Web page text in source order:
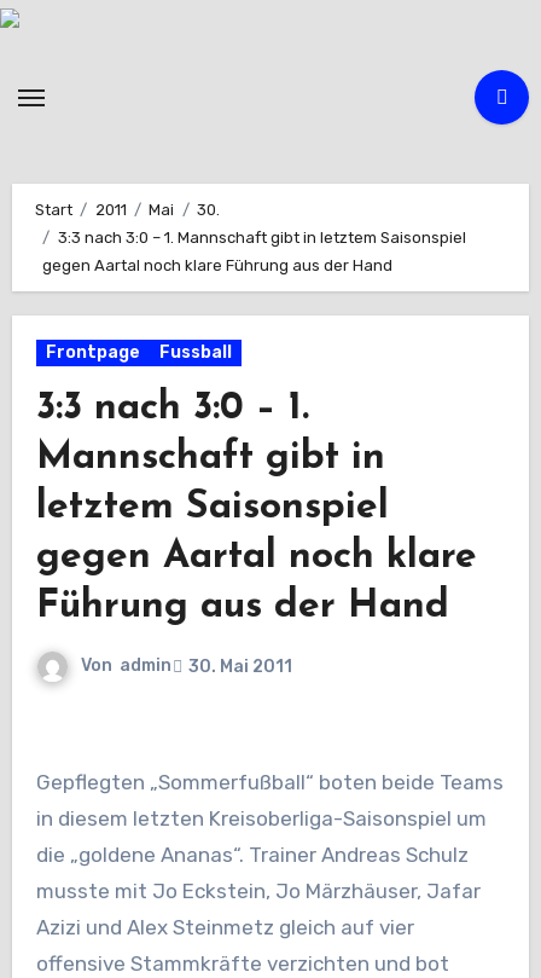
Zum
Start 2011 Mai
30.
3:3 nach 3:0 – 1. Mannschaft gibt in letztem Saisonspiel
gegen Aartal noch klare Führung aus der Hand
Frontpage Fussball
3:3 nach 3:0 – 1.
Mannschaft gibt in
letztem Saisonspiel
gegen Aartal noch klare
Führung aus der Hand
Von admin 30. Mai 2011
Gepflegten „Sommerfußball“ boten beide Teams
in diesem letzten Kreisoberliga-Saisonspiel um
die „goldene Ananas“. Trainer Andreas Schulz
musste mit Jo Eckstein, Jo Märzhäuser, Jafar
Azizi und Alex Steinmetz gleich auf vier
offensive Stammkräfte verzichten und bot